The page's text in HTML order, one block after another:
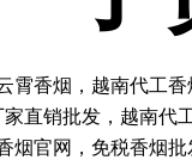
霄香烟，越南代工
直销批发，越南代
烟官网，免税香烟